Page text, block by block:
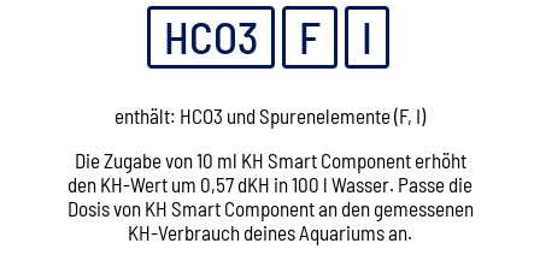
HCO3 F I
enthält: HCO3 und Spurenelemente (F, I)
Die Zugabe von 10 ml KH Smart Component erhöht
den KH-Wert um 0,57 dKH in 100 l Wasser. Passe die
Dosis von KH Smart Component an den gemessenen
KH-Verbrauch deines Aquariums an.